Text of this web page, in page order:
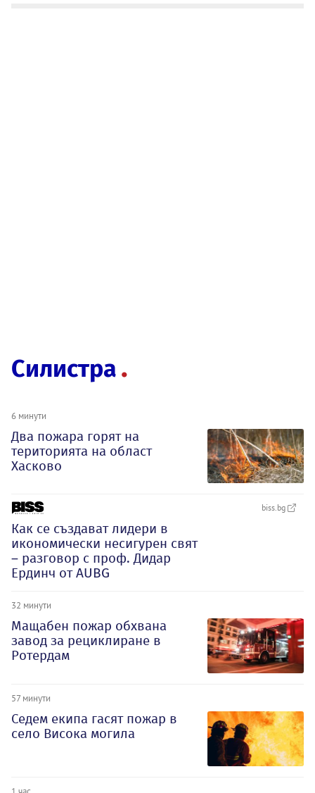
Силистра
6 минути
Два пожара горят на
територията на област
Хасково
biss.bg
Как се създават лидери в
икономически несигурен свят
– разговор с проф. Дидар
Ердинч от AUBG
32 минути
Мащабен пожар обхвана
завод за рециклиране в
Ротердам
57 минути
Седем екипа гасят пожар в
село Висока могила